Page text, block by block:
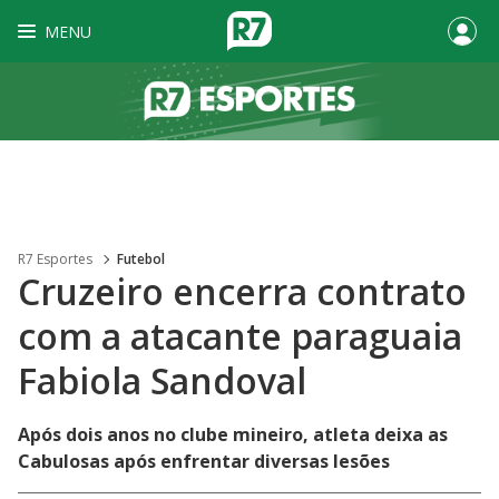
MENU
R7 Esportes Futebol
Cruzeiro encerra contrato
com a atacante paraguaia
Fabiola Sandoval
Após dois anos no clube mineiro, atleta deixa as
Cabulosas após enfrentar diversas lesões